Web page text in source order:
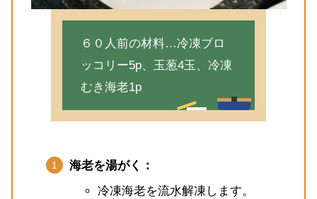
６０人前の材料…冷凍ブロ
ッコリー5p、玉葱4玉、冷凍
むき海老1p
海老を湯がく：
冷凍海老を流水解凍します。